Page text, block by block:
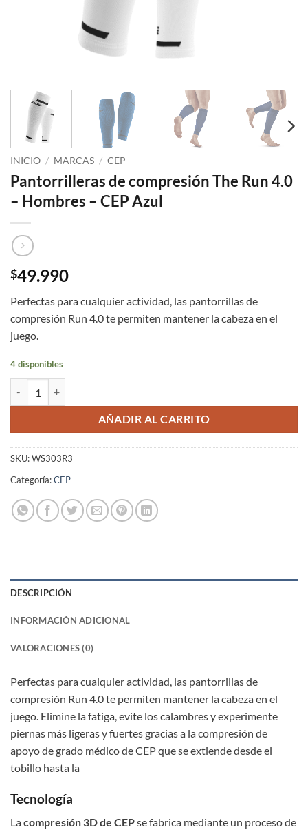
INICIO / MARCAS / CEP
Pantorrilleras de compresión The Run 4.0
– Hombres – CEP Azul
$49.990
Perfectas para cualquier actividad, las pantorrillas de
compresión Run 4.0 te permiten mantener la cabeza en el
juego.
4 disponibles
AÑADIR AL CARRITO
SKU:WS303R3
Categoría:CEP
DESCRIPCIÓN
INFORMACIÓN ADICIONAL
VALORACIONES (0)
Perfectas para cualquier actividad, las pantorrillas de
compresión Run 4.0 te permiten mantener la cabeza en el
juego. Elimine la fatiga, evite los calambres y experimente
piernas más ligeras y fuertes gracias a la compresión de
apoyo de grado médico de CEP que se extiende desde el
tobillo hasta la
Tecnología
Lacompresión 3D de CEPse fabrica mediante un proceso de